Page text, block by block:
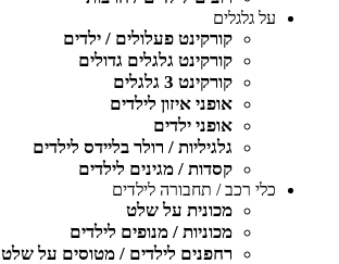
על גלגלים
קורקינט פעלולים / ילדים
קורקינט גלגלים גדולים
קורקינט 3 גלגלים
אופני איזון לילדים
אופני ילדים
גלגיליות / רולר בליידס לילדים
קסדות / מגינים לילדים
כלי רכב / תחבורה לילדים
מכונית על שלט
מכוניות / מנופים לילדים
רחפנים לילדים / מטוסים על שלט